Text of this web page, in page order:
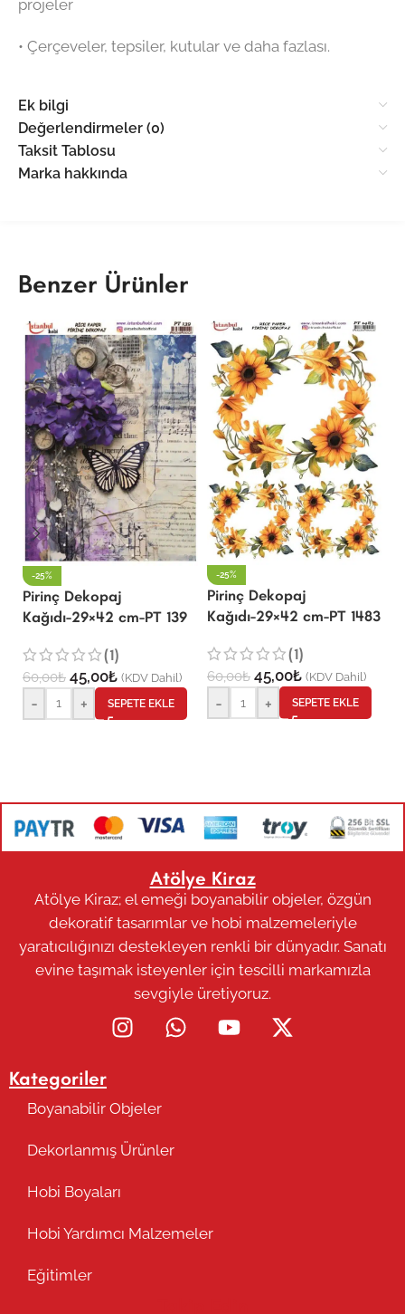
projeler
•⁠ ⁠Çerçeveler, tepsiler, kutular ve daha fazlası.
Ek bilgi
Değerlendirmeler (0)
Taksit Tablosu
Marka hakkında
Benzer Ürünler
-25%
Pirinç Dekopaj
Kağıdı-29×42 cm-PT 139
(1)
60,00₺ 45,00₺ (KDV Dahil)
- + SEPETE EKLE
-25%
Pirinç Dekopaj
Kağıdı-29×42 cm-PT 1483
(1)
60,00₺ 45,00₺ (KDV Dahil)
- + SEPETE EKLE
Atölye Kiraz
Atölye Kiraz; el emeği boyanabilir objeler, özgün
dekoratif tasarımlar ve hobi malzemeleriyle
yaratıcılığınızı destekleyen renkli bir dünyadır. Sanatı
evine taşımak isteyenler için tescilli markamızla
sevgiyle üretiyoruz.
Kategoriler
Boyanabilir Objeler
Dekorlanmış Ürünler
Hobi Boyaları
Hobi Yardımcı Malzemeler
Eğitimler